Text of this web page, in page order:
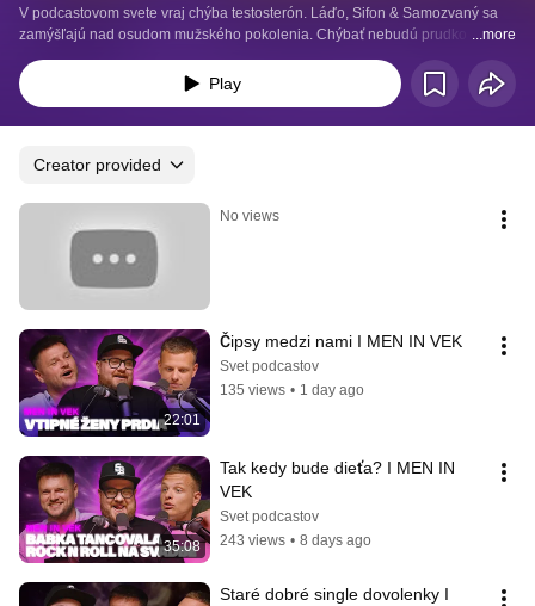
V podcastovom svete vraj chýba testosterón. Láďo, Sifon & Samozvaný sa
zamýšľajú nad osudom mužského pokolenia. Chýbať nebudú prudko
"vedecké" reflexie ani "hlboké" vzťahové analýzy, ktoré ako inak vychádzajú
zo spolunažívania s jemnejším pohlavím.
...more
Play
Creator provided
No views
22:01
Čipsy medzi nami I MEN IN VEK
Svet podcastov
135 views • 1 day ago
35:08
Tak kedy bude dieťa? I MEN IN
VEK
Svet podcastov
243 views • 8 days ago
Staré dobré single dovolenky I